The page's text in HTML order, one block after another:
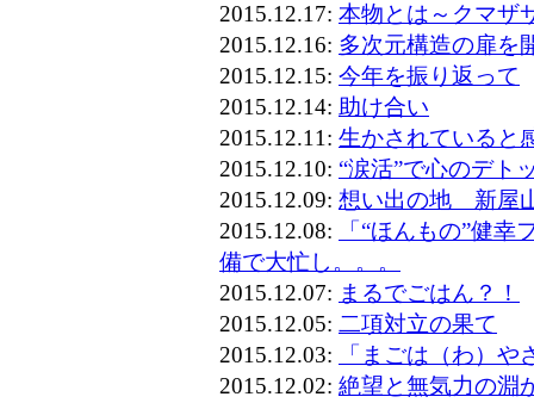
2015.12.17: 本物とは～クマザ
2015.12.16: 多次元構造の扉を
2015.12.15: 今年を振り返って
2015.12.14: 助け合い
2015.12.11: 生かされていると
2015.12.10: “涙活”で心のデト
2015.12.09: 想い出の地 新屋
2015.12.08:
「“ほんもの”健
備で大忙し。。。
2015.12.07: まるでごはん？！
2015.12.05: 二項対立の果て
2015.12.03:
「まごは（わ）
2015.12.02: 絶望と無気力の淵